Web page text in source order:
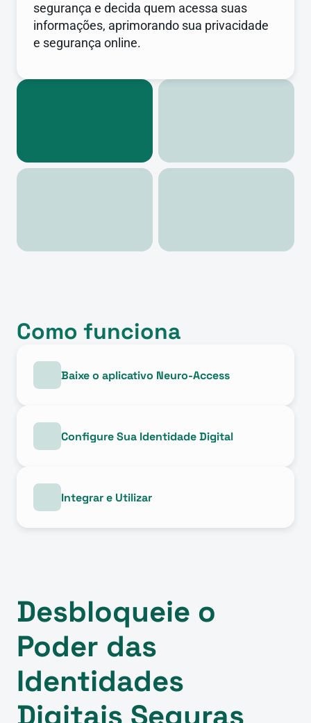
segurança e decida quem acessa suas
informações, aprimorando sua privacidade
e segurança online.
Como funciona
Baixe o aplicativo Neuro-Access
Configure Sua Identidade Digital
Integrar e Utilizar
Desbloqueie o
Poder das
Identidades